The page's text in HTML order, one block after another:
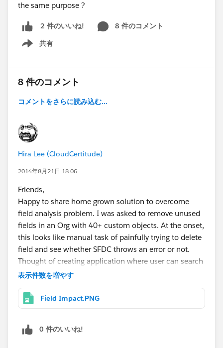
the same purpose ?
2 件のいいね!
8 件のコメント
共有
Show menu
8 件のコメント
コメントをさらに読み込む...
Hira Lee (CloudCertitude)
2014年8月21日 18:06
Friends,
Happy to share home grown solution to overcome
field analysis problem. I was asked to remove unused
fields in an Org with 40+ custom objects. At the onset,
this looks like manual task of painfully trying to delete
field and see whether SFDC throws an error or not.
Thought of creating application where user can search
for field use across -
Formula
Apex Trigger
VisualForce Pages
表示件数を増やす
Field Impact.PNG
0 件のいいね!